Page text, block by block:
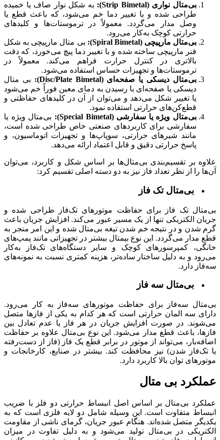
بی‌متال نواری (Strip Bimetal):
به شکل نوار صاف یا خمیده
طراحی شده و با تغییر دما خم می‌شود، که باعث قطع یا
وصل مدار می‌گردد. معمولاً در ترموستات‌ها و کلیدهای
حرارتی کوچک به‌کار می‌رود.
بی‌متال مارپیچی (Spiral Bimetal):
بی ‌متال مارپیچی به شکل
فنر مارپیچی ساخته شده و با تغییر دما پیچ می‌خورد، که دقت
بالاتری در کنترل حرارت فراهم می‌کند. معمولاً در
ترموستات‌ها و تجهیزات حساس استفاده می‌شود.
بی‌متال دیسکی یا صفحه‌ای (Disc/Plate Bimetal):
بی ‌متال
دیسکی یا صفحه‌ای با رسیدن به دمای معین فوراً خم می‌شود
یا تغییر شکل می‌دهد و می‌توان از آن در کلیدهای حفاظتی و
قطع‌کن‌های حرارتی استفاده نمود.
بی‌متال ویژه یا سفارشی (Special Bimetal):
بی‌متال ویژه یا
سفارشی برای کاربردهای صنعتی خاص طراحی شده است،
مانند شیرهای حرارتی، سوپاپ‌ها و تجهیزات اتوماسیون، و
پاسخ حرارتی دقیق و قابل اعتماد ارائه می‌دهد.
علاوه بر تقسیم‌بندی بی‌متال‌ها بر اساس شکل و کاربرد، می‌توان
آن‌ها را از نظر تعداد فاز نیز به دو دسته اصلی تقسیم کرد:
بی‌متال تک ‌فاز
بی‌متال تک ‌فاز برای حفاظت موتورهای تک‌فاز طراحی شده و
جریان الکتریکی تنها از یک مسیر عبور می‌کند. افزایش جریان باعث
گرم ‌شدن و در نتیجه خم‌ شدن تیغه بی‌متال شده و این امر منجر به
قطع مدار می‌گردد. این نوع بیمتال بیشتر در تجهیزاتی مانند پمپ‌های
خانگی، کمپرسورهای کوچک و سایر دستگاه‌های تک‌فاز به‌کار
می‌رود و به دلیل ساختار ساده‌تر، هزینه کمتری نسبت به نمونه‌های
سه‌فاز دارد.
بی‌متال سه‌ فاز
بی‌متال سه‌فاز برای حفاظت موتورهای سه‌فاز به کار می‌رود.
دارای سه المان حرارتی است که هر کدام به یکی از فازها متصل
می‌شوند. در صورت افزایش جریان در هر فاز یا عدم تعادل بین
فازها، باعث قطع مدار می‌شود. این نوع بی‌متال علاوه بر حفاظت
اضافه‌بار، می‌تواند از موتور در برابر قطع یک فاز (فاز از دست‌رفته
یا تک‌فاز شدن) نیز محافظت کند. بیشتر در صنایع، کارخانجات و
موتورهای توان بالا کاربرد دارد.
عملکرد بی متال
عملکرد بی‌متال بر اساس اصل انبساط حرارتی دو فلز با ضریب
انبساط متفاوت است. این وسیله شامل دو لایه فلزی است که به
یکدیگر متصل شده‌اند. هنگام عبور جریان، گرمای ناشی از مقاومت
الکتریکی در بی‌متال تولید می‌شود و به دلیل تفاوت در میزان